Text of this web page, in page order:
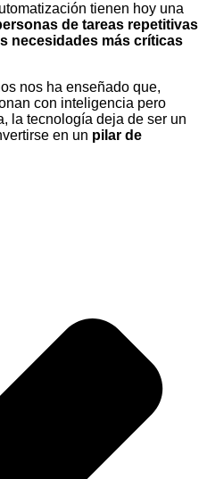
tienen hoy una
de tareas repetitivas
necesidades más críticas
nos ha enseñado que,
con inteligencia pero
la tecnología deja de ser un
en un pilar de